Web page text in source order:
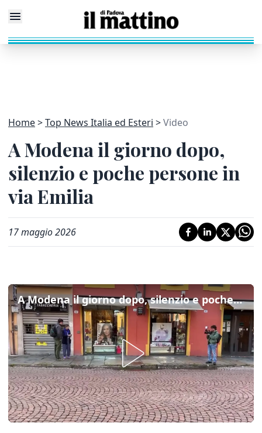
Home Top News Italia ed Esteri Video
A Modena il giorno dopo,
silenzio e poche persone in
via Emilia
17 maggio 2026
A Modena il giorno dopo, silenzio e poche persone in via Emilia